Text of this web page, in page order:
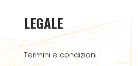
LEGALE
Termini e condizioni